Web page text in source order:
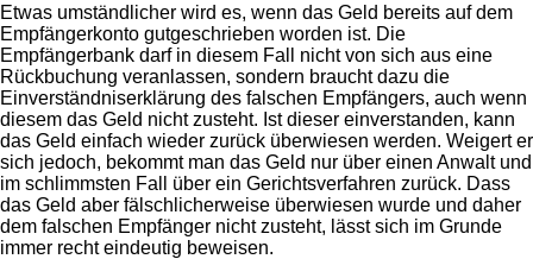
Etwas umständlicher wird es, wenn das Geld bereits auf dem
Empfängerkonto gutgeschrieben worden ist. Die
Empfängerbank darf in diesem Fall nicht von sich aus eine
Rückbuchung veranlassen, sondern braucht dazu die
Einverständniserklärung des falschen Empfängers, auch wenn
diesem das Geld nicht zusteht. Ist dieser einverstanden, kann
das Geld einfach wieder zurück überwiesen werden. Weigert er
sich jedoch, bekommt man das Geld nur über einen Anwalt und
im schlimmsten Fall über ein Gerichtsverfahren zurück. Dass
das Geld aber fälschlicherweise überwiesen wurde und daher
dem falschen Empfänger nicht zusteht, lässt sich im Grunde
immer recht eindeutig beweisen.